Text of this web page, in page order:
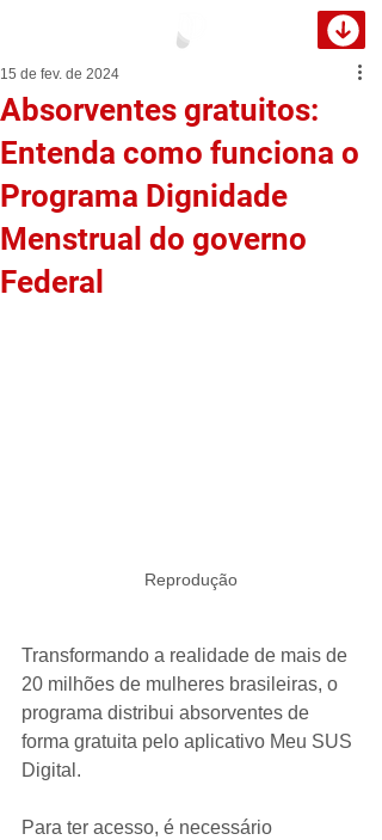
Absorventes gratuitos:
Entenda como funciona o
Programa Dignidade
Menstrual do governo
Federal
15 de fev. de 2024
Reprodução
Transformando a realidade de mais de
20 milhões de mulheres brasileiras, o
programa distribui absorventes de
forma gratuita pelo aplicativo Meu SUS
Digital.
Para ter acesso, é necessário